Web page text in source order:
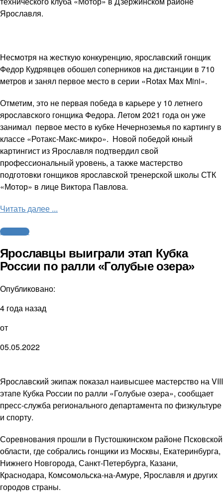
Ярославля.
Несмотря на жесткую конкуренцию, ярославский гонщик
Федор Кудрявцев обошел соперников на дистанции в 710
метров и занял первое место в серии «Rotax Max Mini».
Отметим, это не первая победа в карьере у 10 летнего
ярославского гонщика Федора. Летом 2021 года он уже
занимал первое место в кубке Нечерноземья по картингу в
классе «Ротакс-Макс-микро». Новой победой юный
картингист из Ярославля подтвердил свой
профессиональный уровень, а также мастерство
подготовки гонщиков ярославской тренерской школы СТК
«Мотор» в лице Виктора Павлова.
Читать далее ...
Автоспорт
Ярославцы выиграли этап Кубка
России по ралли «Голубые озера»
Опубликовано:
4 года назад
от
05.05.2022
Ярославский экипаж показал наивысшее мастерство на VIII
этапе Кубка России по ралли «Голубые озера», сообщает
пресс-служба регионального департамента по физкультуре
и спорту.
Соревнования прошли в Пустошкинском районе Псковской
области, где собрались гонщики из Москвы, Екатеринбурга,
Нижнего Новгорода, Санкт-Петербурга, Казани,
Краснодара, Комсомольска-на-Амуре, Ярославля и других
городов страны.